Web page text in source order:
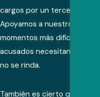
cargos por un tercer delito
Apoyamos a nuestros
momentos más difíciles,
acusados necesitan un
no se rinda.
También es cierto que